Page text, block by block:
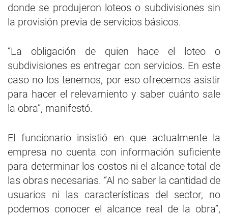
donde se produjeron loteos o subdivisiones sin
la provisión previa de servicios básicos.
“La obligación de quien hace el loteo o
subdivisiones es entregar con servicios. En este
caso no los tenemos, por eso ofrecemos asistir
para hacer el relevamiento y saber cuánto sale
la obra”, manifestó.
El funcionario insistió en que actualmente la
empresa no cuenta con información suficiente
para determinar los costos ni el alcance total de
las obras necesarias. “Al no saber la cantidad de
usuarios ni las características del sector, no
podemos conocer el alcance real de la obra”,